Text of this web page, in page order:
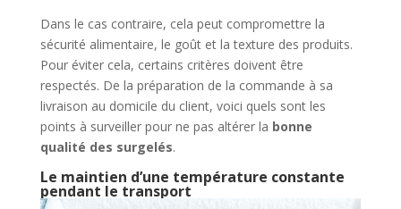
Dans le cas contraire, cela peut compromettre la
sécurité alimentaire, le goût et la texture des produits.
Pour éviter cela, certains critères doivent être
respectés. De la préparation de la commande à sa
livraison au domicile du client, voici quels sont les
points à surveiller pour ne pas altérer la bonne
qualité des surgelés.
Le maintien d’une température constante
pendant le transport